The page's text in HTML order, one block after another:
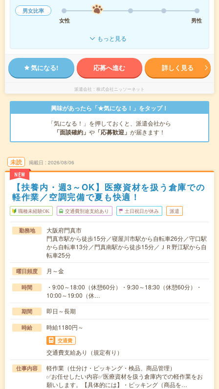
男女比率
女性
男性
もっと見る
気になる! 応募へ進む 詳しく見る
派遣会社 株式会社ニッソーネット
興味があったら「★気になる！」をタップ！
「気になる！」を押しておくと、派遣会社から
「面談確約」 や 「応募歓迎」 が届きます！
未読
NEW
掲載日 2026/08/06
【扶養内・週3～OK】医療資材を扱う倉庫での
軽作業／空調完備で夏も快適！
職種未経験OK 交通費別途支給あり 土日祝日が休み 派遣
勤務地
大阪府門真市
門真市駅から徒歩15分／寝屋川市駅から自転車26分／守口駅
から自転車13分／門真南駅から徒歩15分／ＪＲ野江駅から自
転車25分
曜日頻度 月～金
時間
・9:00～18:00（休憩60分）・9:30～18:30（休憩60分）・
10:00～19:00（休…
期間 即日～長期
時給 時給1180円～
交通費
交通費支給あり（規定有り）
仕事内容
軽作業（仕分け・ピッキング・検品、商品管理）
✅お任せしたい内容✅医療資材を扱う倉庫内での軽作業をお
願いします。【具体的には】・ピッキング（商品を…